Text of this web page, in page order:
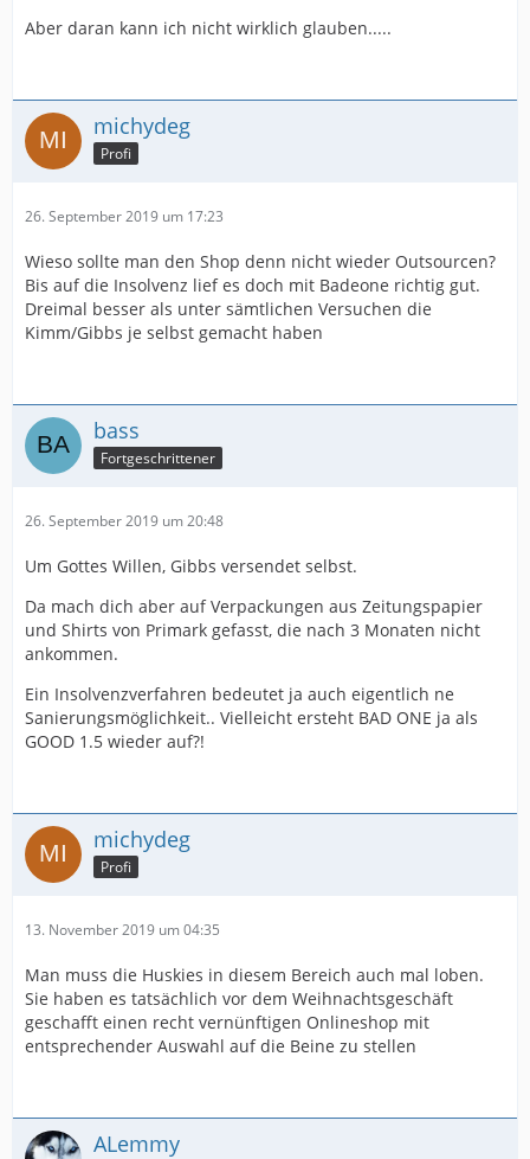
Aber daran kann ich nicht wirklich glauben.....
michydeg
Profi
26. September 2019 um 17:23
Wieso sollte man den Shop denn nicht wieder Outsourcen?
Bis auf die Insolvenz lief es doch mit Badeone richtig gut.
Dreimal besser als unter sämtlichen Versuchen die
Kimm/Gibbs je selbst gemacht haben
bass
Fortgeschrittener
26. September 2019 um 20:48
Um Gottes Willen, Gibbs versendet selbst.
Da mach dich aber auf Verpackungen aus Zeitungspapier
und Shirts von Primark gefasst, die nach 3 Monaten nicht
ankommen.
Ein Insolvenzverfahren bedeutet ja auch eigentlich ne
Sanierungsmöglichkeit.. Vielleicht ersteht BAD ONE ja als
GOOD 1.5 wieder auf?!
michydeg
Profi
13. November 2019 um 04:35
Man muss die Huskies in diesem Bereich auch mal loben.
Sie haben es tatsächlich vor dem Weihnachtsgeschäft
geschafft einen recht vernünftigen Onlineshop mit
entsprechender Auswahl auf die Beine zu stellen
ALemmy